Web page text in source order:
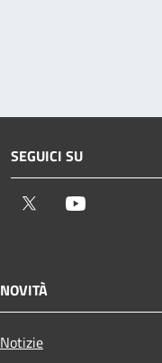
SEGUICI SU
Twitter
NOVITÀ
Notizie